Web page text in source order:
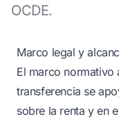
OCDE.
Marco legal y
El marco normativo
transferencia se
sobre la renta y en